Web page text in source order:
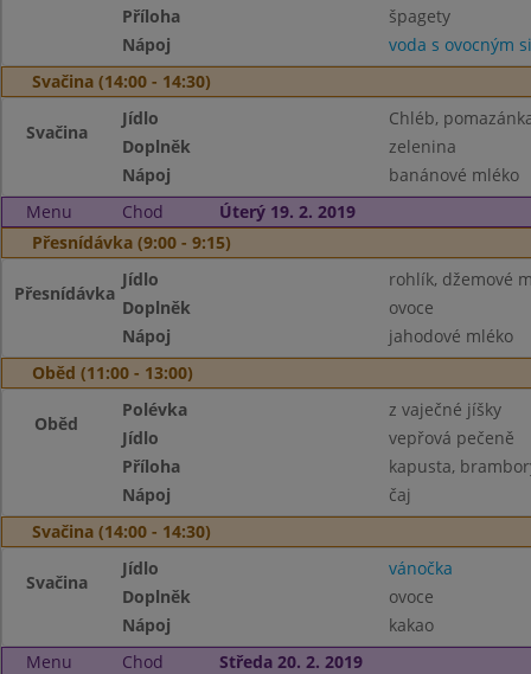
Příloha
špagety
Nápoj
voda s ovocným
Svačina (14:00 - 14:30)
Svačina
Jídlo
Chléb,
Doplněk
zelenina
Nápoj
banánové mléko
Menu
Chod
Úterý 19. 2. 2019
Přesnídávka (9:00 - 9:15)
Přesnídávka
Jídlo
rohlík, džemové
Doplněk
ovoce
Nápoj
jahodové mléko
Oběd (11:00 - 13:00)
Oběd
Polévka
z vaječné jíšky
Jídlo
vepřová pečeně
Příloha
kapusta,
Nápoj
čaj
Svačina (14:00 - 14:30)
Svačina
Jídlo
vánočka
Doplněk
ovoce
Nápoj
kakao
Menu
Chod
Středa 20. 2. 2019